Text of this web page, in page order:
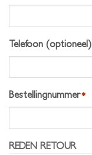
Telefoon (optioneel)
Bestellingnummer*
REDEN RETOUR